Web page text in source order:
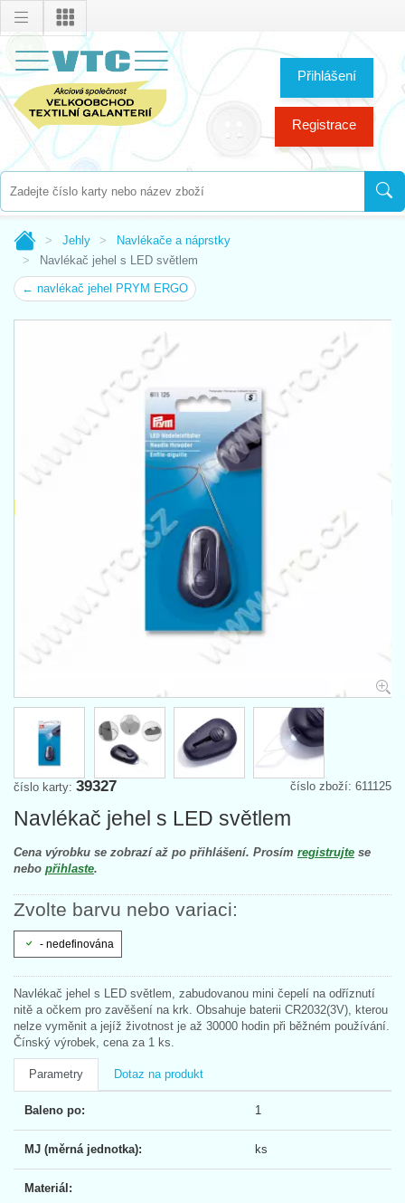
Přihlášení
Registrace
Jehly
Navlékače a náprstky
Navlékač jehel s LED světlem
← navlékač jehel PRYM ERGO
číslo zboží: 611125
číslo karty: 39327
Navlékač jehel s LED světlem
Cena výrobku se zobrazí až po přihlášení. Prosím registrujte se
nebo přihlaste.
Zvolte barvu nebo variaci:
- nedefinována
Navlékač jehel s LED světlem, zabudovanou mini čepelí na odříznutí
nitě a očkem pro zavěšení na krk. Obsahuje baterii CR2032(3V), kterou
nelze vyměnit a jejíž životnost je až 30000 hodin při běžném používání.
Čínský výrobek, cena za 1 ks.
Parametry Dotaz na produkt
Baleno po: 1
MJ (měrná jednotka): ks
Materiál: